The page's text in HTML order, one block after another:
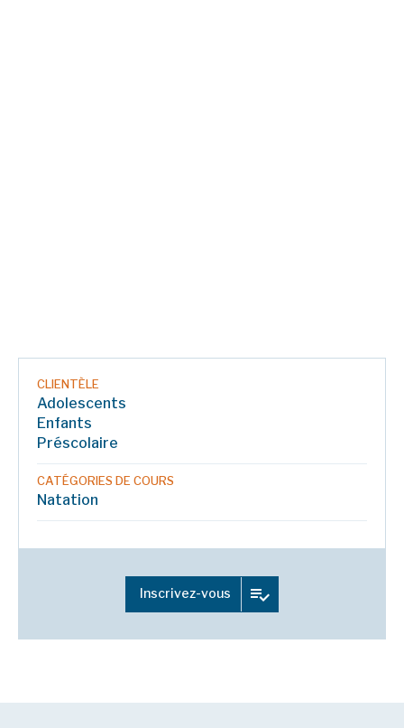
CLIENTÈLE
Adolescents
Enfants
Préscolaire
CATÉGORIES DE COURS
Natation
Inscrivez-vous